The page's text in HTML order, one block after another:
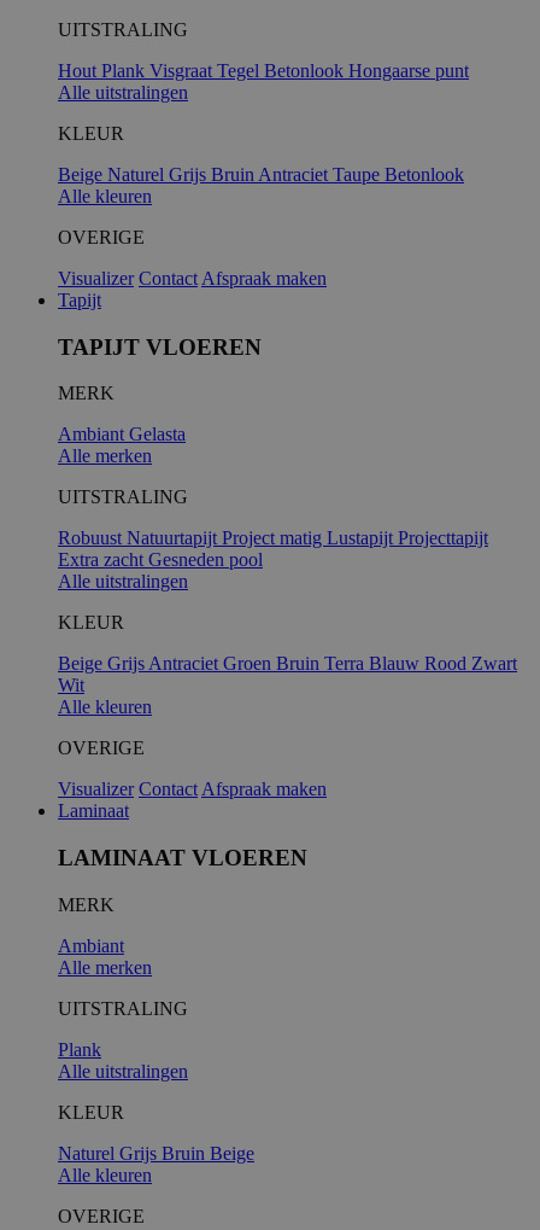
UITSTRALING
Hout Plank Visgraat Tegel Betonlook Hongaarse punt
Alle uitstralingen
KLEUR
Beige Naturel Grijs Bruin Antraciet Taupe Betonlook
Alle kleuren
OVERIGE
Visualizer Contact Afspraak maken
Tapijt
TAPIJT VLOEREN
MERK
Ambiant Gelasta
Alle merken
UITSTRALING
Robuust Natuurtapijt Project matig Lustapijt Projecttapijt
Extra zacht Gesneden pool
Alle uitstralingen
KLEUR
Beige Grijs Antraciet Groen Bruin Terra Blauw Rood Zwart
Wit
Alle kleuren
OVERIGE
Visualizer Contact Afspraak maken
Laminaat
LAMINAAT VLOEREN
MERK
Ambiant
Alle merken
UITSTRALING
Plank
Alle uitstralingen
KLEUR
Naturel Grijs Bruin Beige
Alle kleuren
OVERIGE